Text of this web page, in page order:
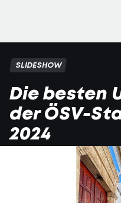
SLIDESHOW
Die besten
der ÖSV-
2024